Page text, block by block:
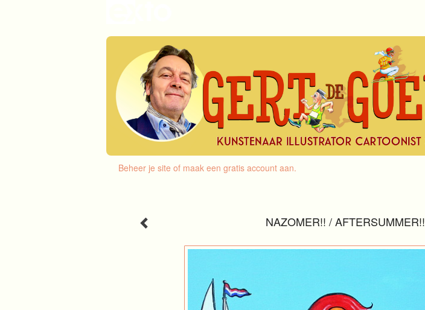
Beheer je site of maak een gratis account aan.
NAZOMER!! / AFTERSUMMER!!